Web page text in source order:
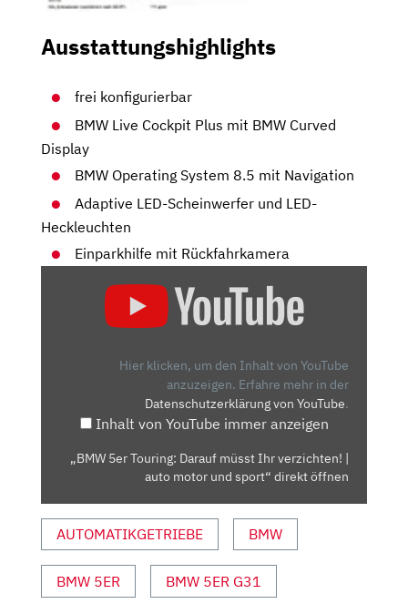
Ausstattungshighlights
frei konfigurierbar
BMW Live Cockpit Plus mit BMW Curved
Display
BMW Operating System 8.5 mit Navigation
Adaptive LED-Scheinwerfer und LED-
Heckleuchten
Einparkhilfe mit Rückfahrkamera
TOURING:
AUTO
SPORT“
VON
ANZEIGEN
Hier klicken, um den Inhalt von YouTube
anzuzeigen. Erfahre mehr in der
Datenschutzerklärung von YouTube.
Inhalt von YouTube immer anzeigen
„BMW 5er Touring: Darauf müsst Ihr verzichten! |
auto motor und sport“ direkt öffnen
AUTOMATIKGETRIEBE BMW
BMW 5ER BMW 5ER G31